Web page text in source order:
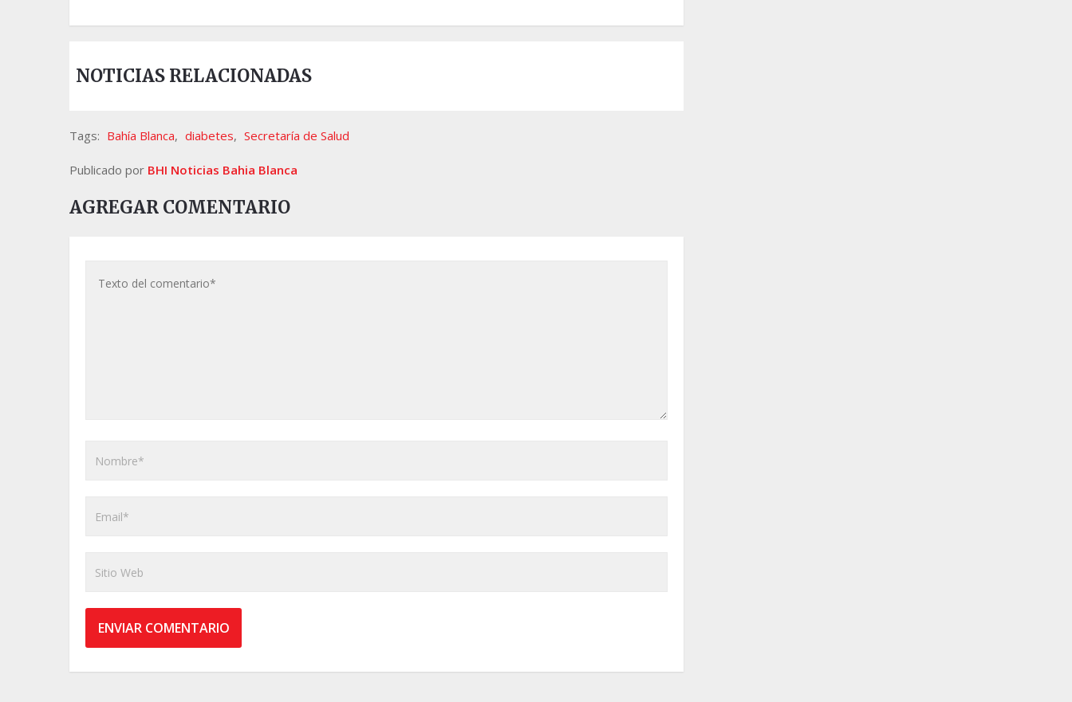
NOTICIAS RELACIONADAS
Tags: Bahía Blanca, diabetes, Secretaría de Salud
Publicado por BHI Noticias Bahia Blanca
AGREGAR COMENTARIO